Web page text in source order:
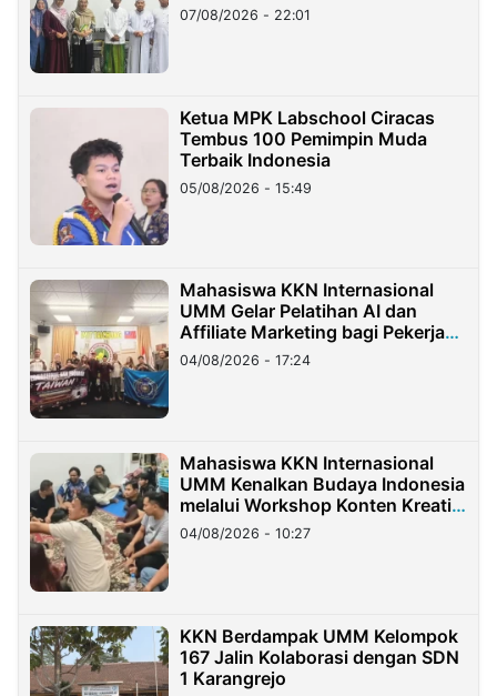
07/08/2026 - 22:01
Ketua MPK Labschool Ciracas
Tembus 100 Pemimpin Muda
Terbaik Indonesia
05/08/2026 - 15:49
Mahasiswa KKN Internasional
UMM Gelar Pelatihan AI dan
Affiliate Marketing bagi Pekerja
Migran Indonesia di Taiwan
04/08/2026 - 17:24
Mahasiswa KKN Internasional
UMM Kenalkan Budaya Indonesia
melalui Workshop Konten Kreatif
di Taiwan
04/08/2026 - 10:27
KKN Berdampak UMM Kelompok
167 Jalin Kolaborasi dengan SDN
1 Karangrejo